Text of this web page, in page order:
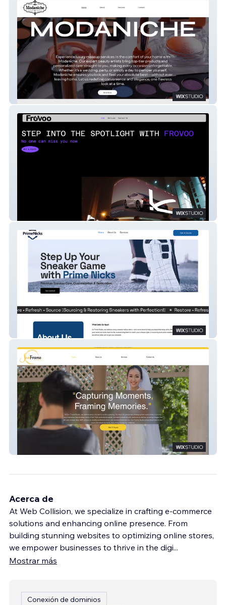
Modaniche.com
Acerca de
At Web Collision, we specialize in crafting e-commerce
solutions and enhancing online presence. From
building stunning websites to optimizing online stores,
we empower businesses to thrive in the digi...
Mostrar más
Conexión de dominios